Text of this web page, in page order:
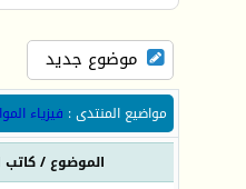
موضوع جديد
مواضيع المنتدى: فيزياء
الموضوع/كاتب